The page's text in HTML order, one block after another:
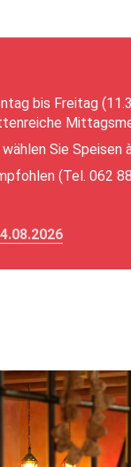
bis Freitag
Sie Speisen
(Tel. 062